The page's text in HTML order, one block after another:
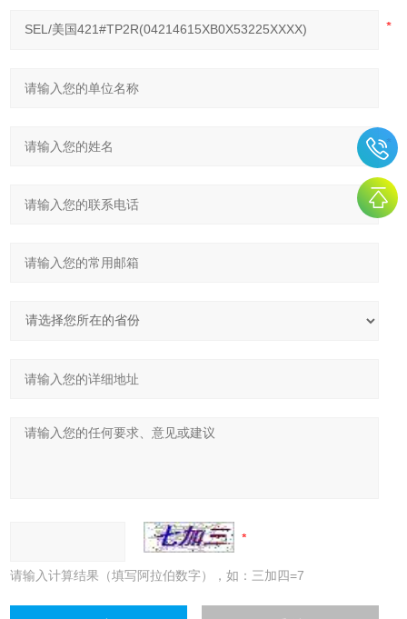
请输入计算结果（填写阿拉伯数字），如：三加四=7